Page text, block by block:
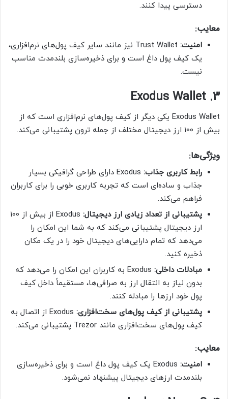
دسترسی پیدا کنند.
معایب:
امنیت:
Trust Wallet نیز مانند سایر کیف پول‌های نرم‌افزاری،
یک کیف پول داغ است و برای ذخیره‌سازی بلندمدت مناسب
نیست.
3. Exodus Wallet
Exodus Wallet یکی دیگر از کیف پول‌های نرم‌افزاری است که از
بیش از 100 ارز دیجیتال مختلف از جمله ترون پشتیبانی می‌کند.
ویژگی‌ها:
رابط کاربری جذاب:
Exodus دارای طراحی گرافیکی بسیار
جذاب و ساده‌ای است که تجربه کاربری خوبی را برای کاربران
فراهم می‌کند.
پشتیبانی از تعداد زیادی ارز دیجیتال:
Exodus از بیش از 100
ارز دیجیتال پشتیبانی می‌کند که به شما این امکان را
می‌دهد که تمام دارایی‌های دیجیتال خود را در یک مکان
ذخیره کنید.
مبادلات داخلی:
Exodus به کاربران این امکان را می‌دهد که
بدون نیاز به انتقال ارز به صرافی‌ها، مستقیماً داخل کیف
پول خود ارزها را مبادله کنند.
پشتیبانی از کیف پول‌های سخت‌افزاری:
Exodus از اتصال به
کیف پول‌های سخت‌افزاری مانند Trezor پشتیبانی می‌کند.
معایب:
امنیت:
Exodus یک کیف پول داغ است و برای ذخیره‌سازی
بلندمدت ارزهای دیجیتال پیشنهاد نمی‌شود.